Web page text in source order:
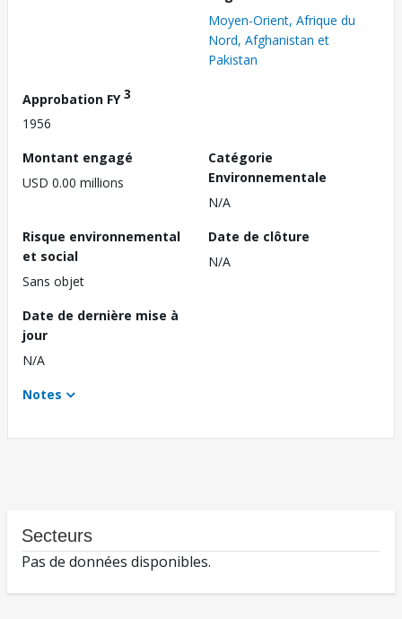
Moyen-Orient, Afrique du
Nord, Afghanistan et
Pakistan
Approbation FY3
1956
Montant engagé
USD 0.00 millions
Catégorie
Environnementale
N/A
Risque environnemental
et social
Sans objet
Date de clôture
N/A
Date de dernière mise à
jour
N/A
Notes
Secteurs
Pas de données disponibles.